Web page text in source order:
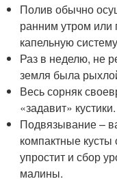
Полив обычно
ранним утром или
капельную
Раз в неделю, не
земля была
Весь сорняк
«задавит» кустики.
Подвязывание –
компактные
упростит и сбор
малины.